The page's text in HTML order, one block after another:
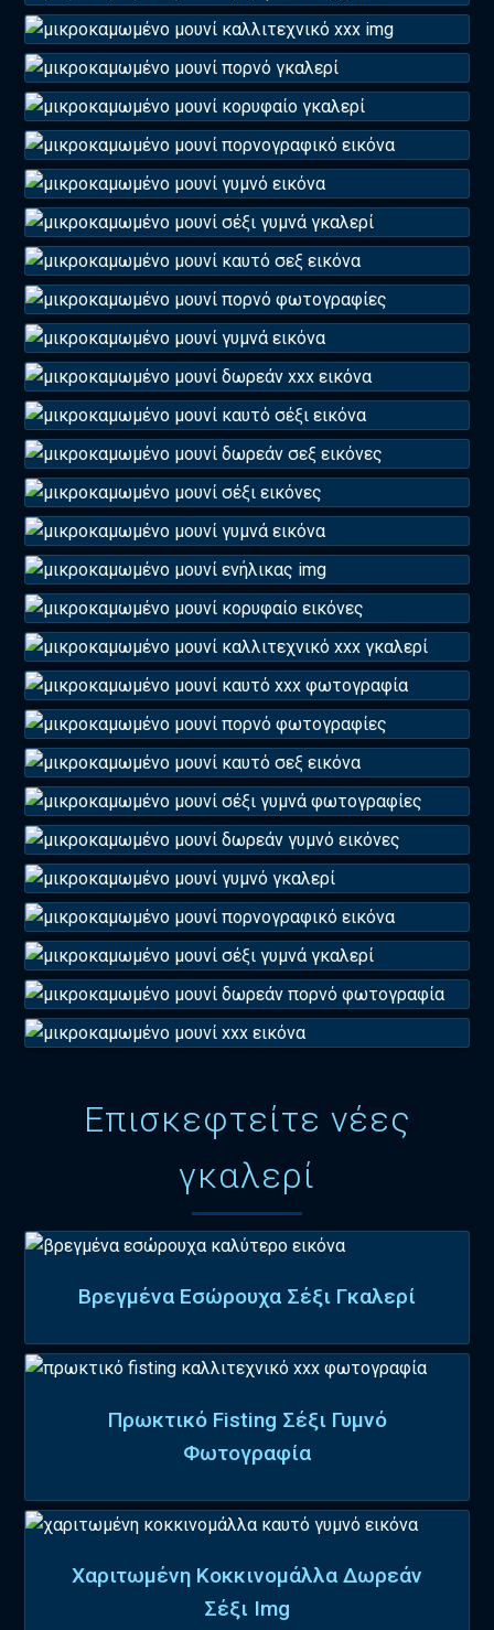
Επισκεφτείτε νέες
γκαλερί
Βρεγμένα Εσώρουχα Σέξι Γκαλερί
Πρωκτικό Fisting Σέξι Γυμνό
Φωτογραφία
Χαριτωμένη Κοκκινομάλλα Δωρεάν
Σέξι Img